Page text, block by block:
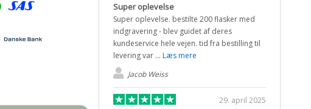
Super oplevelse
Super oplevelse. bestilte 200 flasker med
indgravering - blev guidet af deres
kundeservice hele vejen. tid fra bestilling til
levering var ...Læs mere
Jacob Weiss
29. april 2025